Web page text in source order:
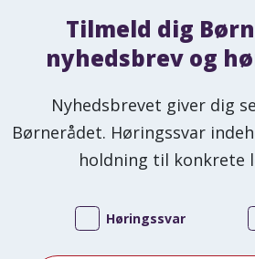
Tilmeld dig
nyhedsbrev og
Nyhedsbrevet giver dig
Børnerådet. Høringssvar
holdning til konkrete
Høringssvar